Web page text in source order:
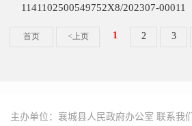
主办单位：襄城县人民政府办公室 联系我们